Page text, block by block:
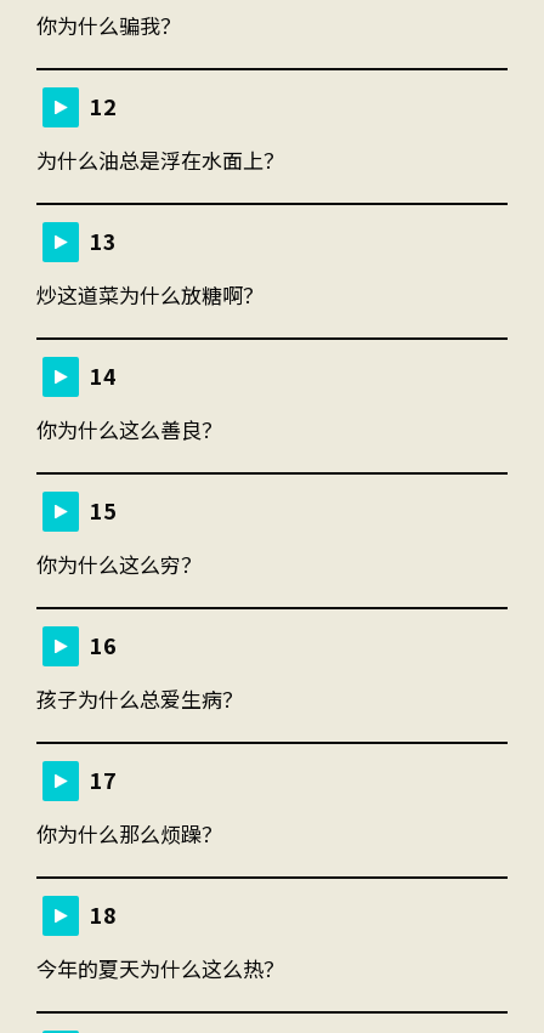
你为什么骗我？
12
为什么油总是浮在水面上？
13
炒这道菜为什么放糖啊？
14
你为什么这么善良？
15
你为什么这么穷？
16
孩子为什么总爱生病？
17
你为什么那么烦躁？
18
今年的夏天为什么这么热？